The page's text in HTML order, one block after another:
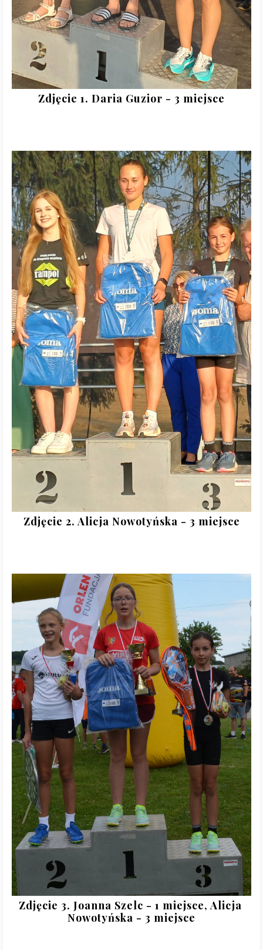
Zdjęcie 1. Daria Guzior - 3 miejsce
Zdjęcie 2. Alicja Nowotyńska - 3 miejsce
Zdjęcie 3. Joanna Szelc - 1 miejsce, Alicja
Nowotyńska - 3 miejsce